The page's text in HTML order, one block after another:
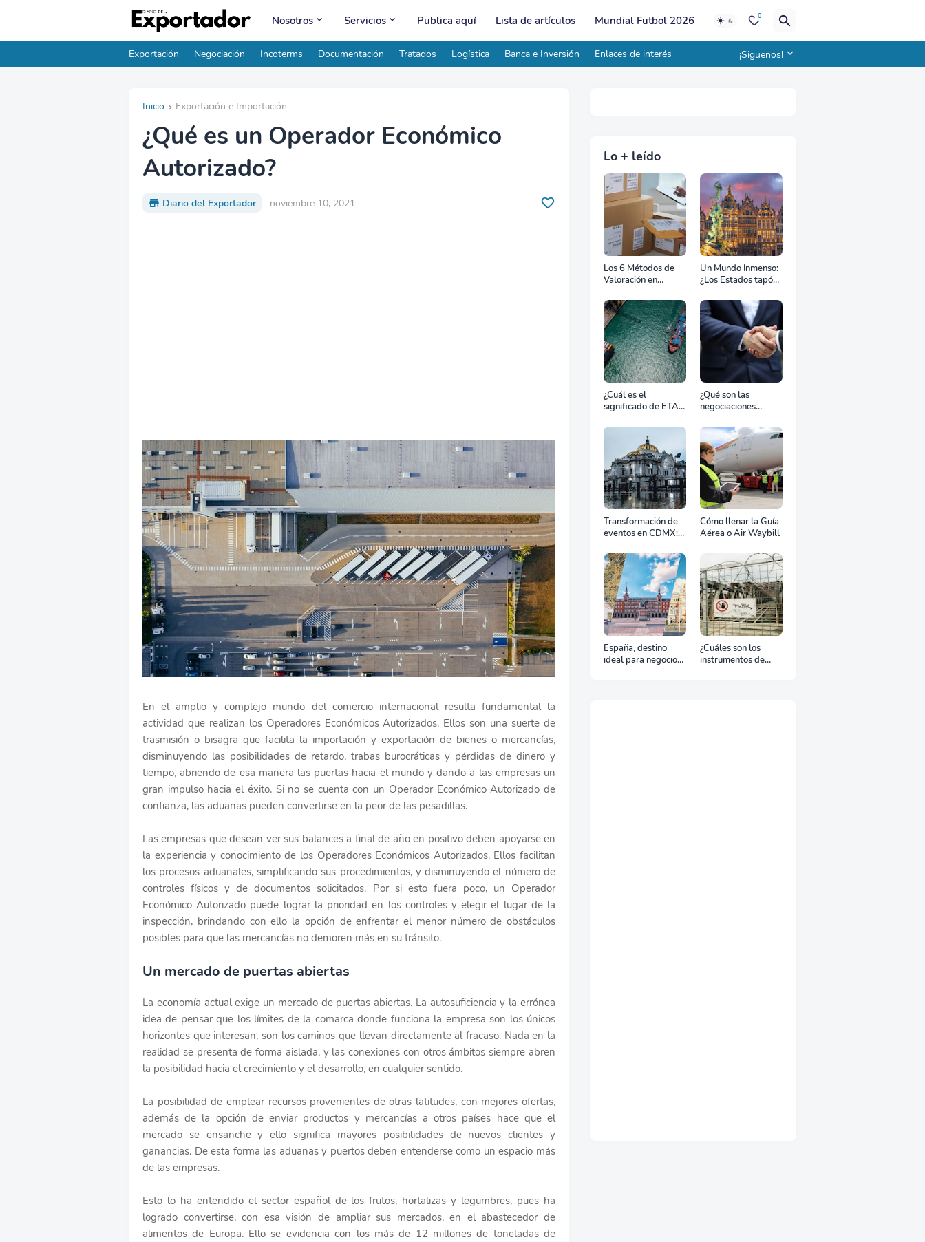
Nosotros Servicios Publica aquí Lista de artículos Mundial Futbol 2026 0
Exportación Negociación Incoterms Documentación Tratados Logística Banca e Inversión Enlaces de interés ¡Siguenos!
Inicio Exportación e Importación
¿Qué es un Operador Económico
Autorizado?
Diario del Exportador noviembre 10, 2021
En el amplio y complejo mundo del comercio internacional resulta fundamental la
actividad que realizan los Operadores Económicos Autorizados. Ellos son una suerte de
trasmisión o bisagra que facilita la importación y exportación de bienes o mercancías,
disminuyendo las posibilidades de retardo, trabas burocráticas y pérdidas de dinero y
tiempo, abriendo de esa manera las puertas hacia el mundo y dando a las empresas un
gran impulso hacia el éxito. Si no se cuenta con un Operador Económico Autorizado de
confianza, las aduanas pueden convertirse en la peor de las pesadillas.
Las empresas que desean ver sus balances a final de año en positivo deben apoyarse en
la experiencia y conocimiento de los Operadores Económicos Autorizados. Ellos facilitan
los procesos aduanales, simplificando sus procedimientos, y disminuyendo el número de
controles físicos y de documentos solicitados. Por si esto fuera poco, un Operador
Económico Autorizado puede lograr la prioridad en los controles y elegir el lugar de la
inspección, brindando con ello la opción de enfrentar el menor número de obstáculos
posibles para que las mercancías no demoren más en su tránsito.
Un mercado de puertas abiertas
La economía actual exige un mercado de puertas abiertas. La autosuficiencia y la errónea
idea de pensar que los límites de la comarca donde funciona la empresa son los únicos
horizontes que interesan, son los caminos que llevan directamente al fracaso. Nada en la
realidad se presenta de forma aislada, y las conexiones con otros ámbitos siempre abren
la posibilidad hacia el crecimiento y el desarrollo, en cualquier sentido.
La posibilidad de emplear recursos provenientes de otras latitudes, con mejores ofertas,
además de la opción de enviar productos y mercancías a otros países hace que el
mercado se ensanche y ello significa mayores posibilidades de nuevos clientes y
ganancias. De esta forma las aduanas y puertos deben entenderse como un espacio más
de las empresas.
Esto lo ha entendido el sector español de los frutos, hortalizas y legumbres, pues ha
logrado convertirse, con esa visión de ampliar sus mercados, en el abastecedor de
alimentos de Europa. Ello se evidencia con los más de 12 millones de toneladas de
Lo + leído
Los 6 Métodos de
Valoración en
Un Mundo Inmenso:
¿Los Estados tapón,
o zona de combate?
¿Cuál es el
significado de ETA,
el transporte
marítimo?
¿Qué son las
negociaciones
Transformación de
eventos en CDMX:
profesional de
equipos define el
éxito de tu
celebración
Cómo llenar la Guía
Aérea o Air Waybill
España, destino
ideal para negocios
¿Cuáles son los
instrumentos de